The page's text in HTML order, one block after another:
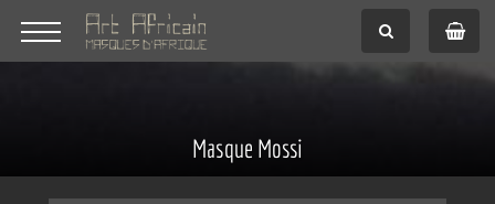
Masque Mossi